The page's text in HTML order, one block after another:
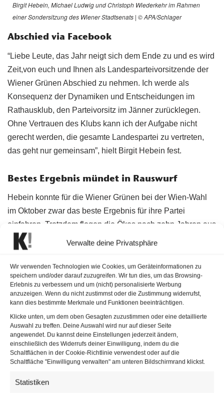
Verwalte deine Privatsphäre
Wir verwenden Technologien wie Cookies, um Geräteinformationen zu
speichern und/oder darauf zuzugreifen. Wir tun dies, um das Browsing-
Erlebnis zu verbessern und um (nicht) personalisierte Werbung
anzuzeigen. Wenn du nicht zustimmst oder die Zustimmung widerrufst,
kann dies bestimmte Merkmale und Funktionen beeinträchtigen.
Klicke unten, um dem oben Gesagten zuzustimmen oder eine detaillierte
Auswahl zu treffen. Deine Auswahl wird nur auf dieser Seite
angewendet. Du kannst deine Einstellungen jederzeit ändern,
einschließlich des Widerrufs deiner Einwilligung, indem du die
Schaltflächen in der Cookie-Richtlinie verwendest oder auf die
Schaltfläche "Einwilligung verwalten" am unteren Bildschirmrand klickst.
Statistiken
Birgit Hebein, Michael Ludwig und Christoph Wiederkehr im Rahmen
einer Sondersitzung des Wiener Stadtsenats | © APA/Schlager
Abschied via Facebook
“Liebe Leute, das Jahr neigt sich dem Ende zu und es wird
Zeit,von euch und Ihnen als Landesparteivorsitzende der
Wiener Grünen Abschied zu nehmen. Ich werde als
Konsequenz der Dynamiken und Entscheidungen im
Rathausklub, den Parteivorsitz im Jänner zurücklegen.
Ohne Vertrauen des Klubs kann ich der Aufgabe nicht
gerecht werden, die gesamte Landespartei zu vertreten,
das geht nur gemeinsam”, hielt Birgit Hebein fest.
Bestes Ergebnis mündet in Rauswurf
Hebein konnte für die Wiener Grünen bei der Wien-Wahl
im Oktober zwar das beste Ergebnis für ihre Partei
einfahren. Trotzdem flogen die Ökos nach zehn Jahren aus
der Koalition mit der SPÖ. Die damalige
Vizebürgermeisterin und Verkehrsstadträtin wurde
daraufhin vom Rathausklub mit keiner Funktion mehr
betraut. Hebein verzichtete daraufhin auch auf ihr
Gemeinderatsmandat, blieb aber vorerst Parteichefin. Für
dieses Amt wurde sie bis Ende 2021 gewählt. Wobei sie
bereits im November ankündigte, dieses Amt deutlich
früher zurücklegen zu wollen. Der bisherige Klubchef
David Ellensohn behielt sein Amt. Der bisherige
Planungssprecher Peter Kraus und Neo-MandatarinJudith
Wenige entschieden, sie mit keiner Funktion mehr zu